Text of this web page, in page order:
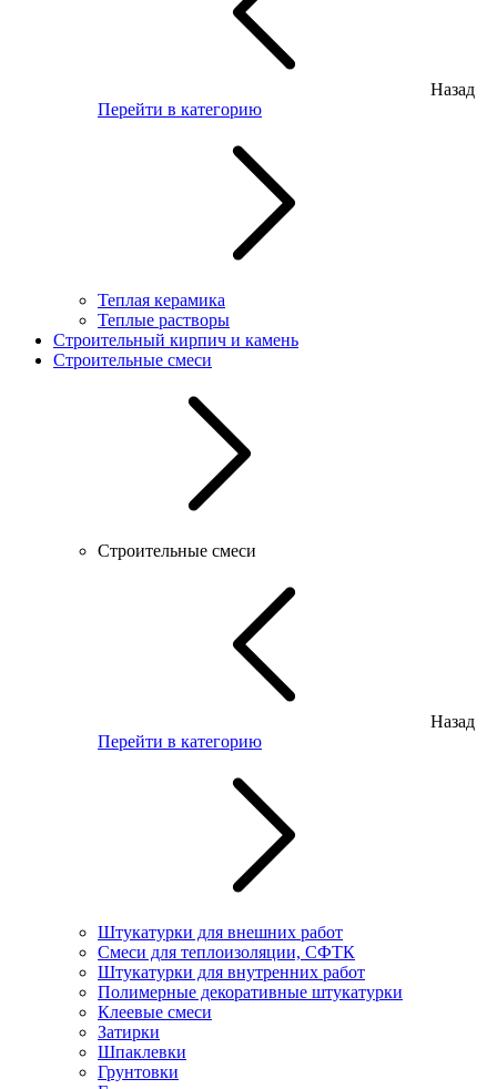
Назад
Перейти в категорию
Теплая керамика
Теплые растворы
Строительный кирпич и камень
Строительные смеси
Строительные смеси
Назад
Перейти в категорию
Штукатурки для внешних работ
Смеси для теплоизоляции, СФТК
Штукатурки для внутренних работ
Полимерные декоративные штукатурки
Клеевые смеси
Затирки
Шпаклевки
Грунтовки